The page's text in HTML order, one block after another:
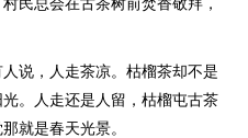
说，人走茶凉。枯榴茶却不是
。人走还是人留，枯榴屯古茶
就是春天光景。